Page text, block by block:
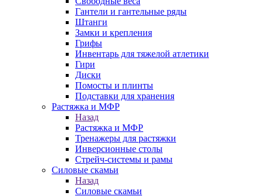
Гантели и гантельные ряды
Штанги
Замки и крепления
Грифы
Инвентарь для тяжелой атлетики
Гири
Диски
Помосты и плинты
Подставки для хранения
Растяжка и МФР
Назад
Растяжка и МФР
Тренажеры для растяжки
Инверсионные столы
Стрейч-системы и рамы
Силовые скамьи
Назад
Силовые скамьи